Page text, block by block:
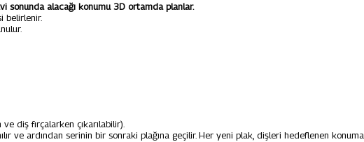
sonunda alacağı konumu 3D ortamda planlar.
belirlenir.
diş fırçalarken çıkarılabilir).
ve ardından serinin bir sonraki plağına geçilir. Her yeni plak, dişleri hedeflenen